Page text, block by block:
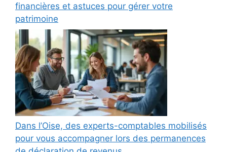
financières et astuces pour gérer votre
patrimoine
Dans l’Oise, des experts-comptables mobilisés
pour vous accompagner lors des permanences